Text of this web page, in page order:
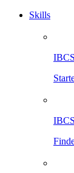
Skills